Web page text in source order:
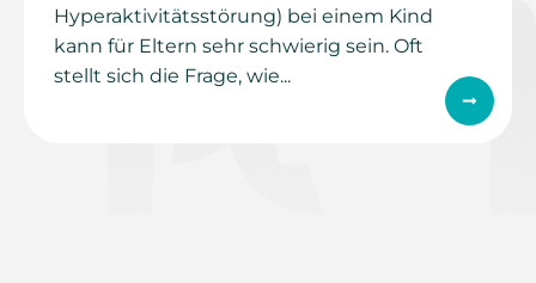
Hyperaktivitätsstörung) bei einem Kind
kann für Eltern sehr schwierig sein. Oft
stellt sich die Frage, wie...